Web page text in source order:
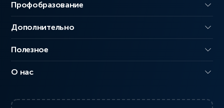
Профобразование
Дополнительно
Полезное
О нас